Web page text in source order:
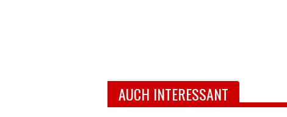
AUCH INTERESSANT